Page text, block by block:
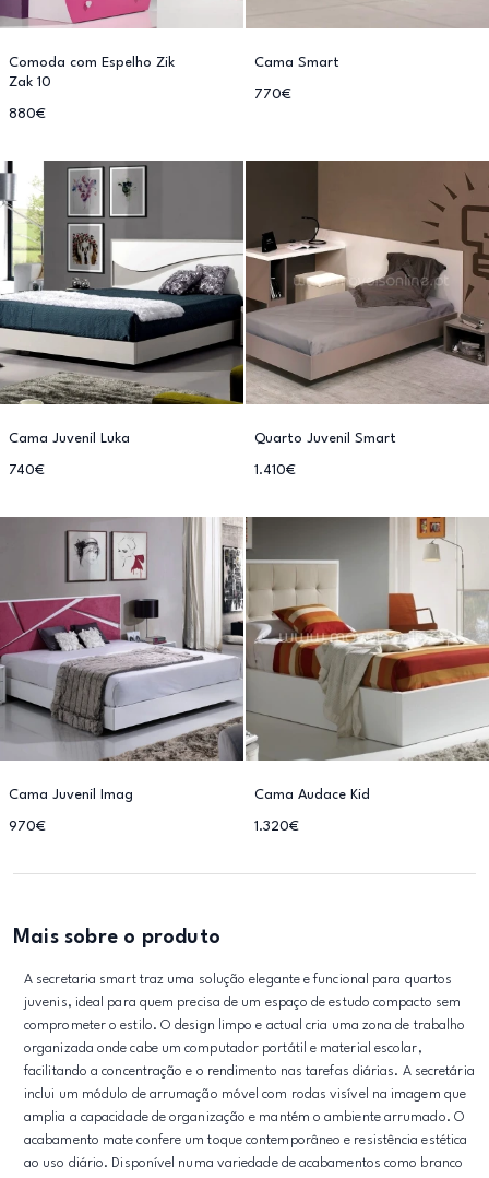
Comoda com Espelho Zik
Zak 10
880€
Cama Smart
770€
Cama Juvenil Luka
740€
Quarto Juvenil Smart
1.410€
Cama Juvenil Imag
970€
Cama Audace Kid
1.320€
Mais sobre o produto
A secretaria smart traz uma solução elegante e funcional para quartos
juvenis, ideal para quem precisa de um espaço de estudo compacto sem
comprometer o estilo. O design limpo e actual cria uma zona de trabalho
organizada onde cabe um computador portátil e material escolar,
facilitando a concentração e o rendimento nas tarefas diárias. A secretária
inclui um módulo de arrumação móvel com rodas visível na imagem que
amplia a capacidade de organização e mantém o ambiente arrumado. O
acabamento mate confere um toque contemporâneo e resistência estética
ao uso diário. Disponível numa variedade de acabamentos como branco